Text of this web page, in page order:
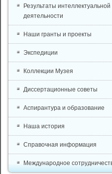
Результаты интеллектуальной
деятельности
Наши гранты и проекты
Экспедиции
Коллекции Музея
Диссертационные советы
Аспирантура и образование
Наша история
Справочная информация
Международное